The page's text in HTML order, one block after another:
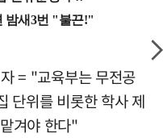
= "교육부는 무전공
단위를 비롯한 학사 제
겨야 한다"